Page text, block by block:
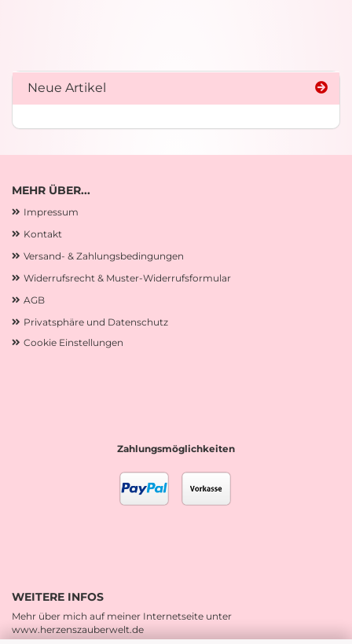
Neue Artikel
MEHR ÜBER...
Impressum
Kontakt
Versand- & Zahlungsbedingungen
Widerrufsrecht & Muster-Widerrufsformular
AGB
Privatsphäre und Datenschutz
Cookie Einstellungen
Zahlungsmöglichkeiten
WEITERE INFOS
Mehr über mich auf meiner Internetseite unter
www.herzenszauberwelt.de